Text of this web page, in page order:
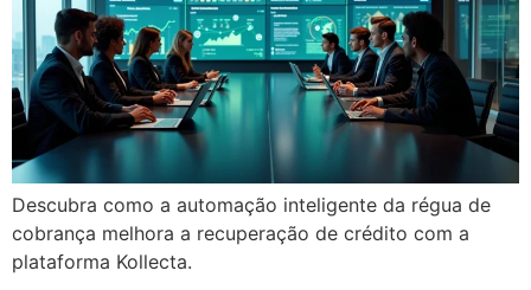
Descubra como a automação inteligente da régua de
cobrança melhora a recuperação de crédito com a
plataforma Kollecta.